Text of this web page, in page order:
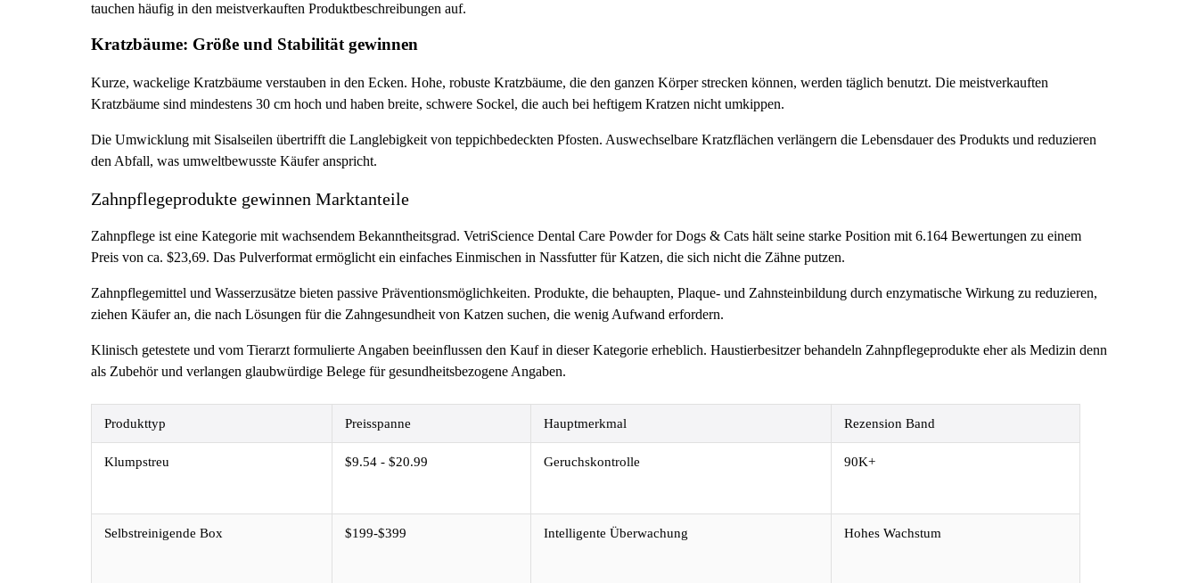
tauchen häufig in den meistverkauften Produktbeschreibungen auf.
Kratzbäume: Größe und Stabilität gewinnen
Kurze, wackelige Kratzbäume verstauben in den Ecken. Hohe, robuste Kratzbäume, die den ganzen Körper strecken können, werden täglich benutzt. Die meistverkauften
Kratzbäume sind mindestens 30 cm hoch und haben breite, schwere Sockel, die auch bei heftigem Kratzen nicht umkippen.
Die Umwicklung mit Sisalseilen übertrifft die Langlebigkeit von teppichbedeckten Pfosten. Auswechselbare Kratzflächen verlängern die Lebensdauer des Produkts und reduzieren
den Abfall, was umweltbewusste Käufer anspricht.
Zahnpflegeprodukte gewinnen Marktanteile
Zahnpflege ist eine Kategorie mit wachsendem Bekanntheitsgrad. VetriScience Dental Care Powder for Dogs & Cats hält seine starke Position mit 6.164 Bewertungen zu einem
Preis von ca. $23,69. Das Pulverformat ermöglicht ein einfaches Einmischen in Nassfutter für Katzen, die sich nicht die Zähne putzen.
Zahnpflegemittel und Wasserzusätze bieten passive Präventionsmöglichkeiten. Produkte, die behaupten, Plaque- und Zahnsteinbildung durch enzymatische Wirkung zu reduzieren,
ziehen Käufer an, die nach Lösungen für die Zahngesundheit von Katzen suchen, die wenig Aufwand erfordern.
Klinisch getestete und vom Tierarzt formulierte Angaben beeinflussen den Kauf in dieser Kategorie erheblich. Haustierbesitzer behandeln Zahnpflegeprodukte eher als Medizin denn
als Zubehör und verlangen glaubwürdige Belege für gesundheitsbezogene Angaben.
Produkttyp Preisspanne Hauptmerkmal Rezension Band
Klumpstreu $9.54 - $20.99 Geruchskontrolle 90K+
Selbstreinigende Box $199-$399 Intelligente Überwachung Hohes Wachstum